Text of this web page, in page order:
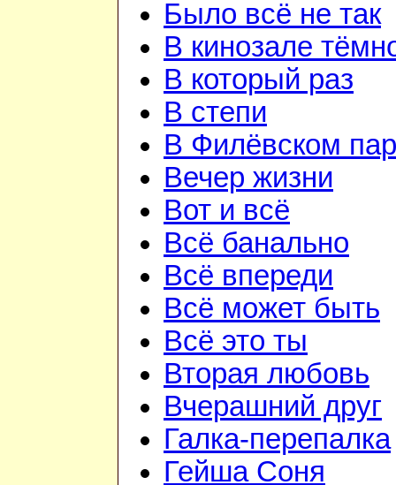
Было всё не так
В кинозале
В который раз
В степи
В Филёвском
Вечер жизни
Вот и всё
Всё банально
Всё впереди
Всё может быть
Всё это ты
Вторая любовь
Вчерашний друг
Галка-перепалка
Гейша Соня